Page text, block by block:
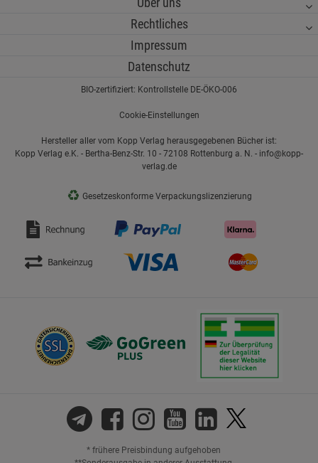
Rechtliches
Impressum
Datenschutz
BIO-zertifiziert: Kontrollstelle DE-ÖKO-006
Cookie-Einstellungen
Hersteller aller vom Kopp Verlag herausgegebenen Bücher ist:
Kopp Verlag e.K. - Bertha-Benz-Str. 10 - 72108 Rottenburg a. N. - info@kopp-
verlag.de
♻ Gesetzeskonforme Verpackungslizenzierung
* frühere Preisbindung aufgehoben
Cookie-Informationen
Marketing Cookies (3)
Datenschutzerklärung Impressum